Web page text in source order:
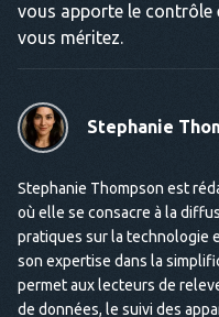
vous apporte le
vous méritez.
Stephanie
Stephanie Thompson est
où elle se consacre à la
pratiques sur la technologie
son expertise dans la
permet aux lecteurs de
de données, le suivi des